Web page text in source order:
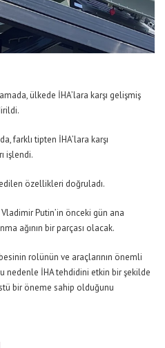
ülkede İHA’lara karşı gelişmiş
farklı tipten İHA’lara karşı
işlendi.
özellikleri doğruladı.
Putin’in önceki gün ana
ağının bir parçası olacak.
rolünün ve araçlarının önemli
nedenle İHA tehdidini etkin bir şekilde
bir öneme sahip olduğunu